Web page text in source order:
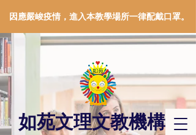
如苑文理文教機構
因應嚴峻疫情，進入本教學場所一律配戴口罩。